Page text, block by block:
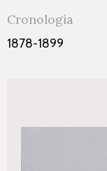
Cronología
1878-1899